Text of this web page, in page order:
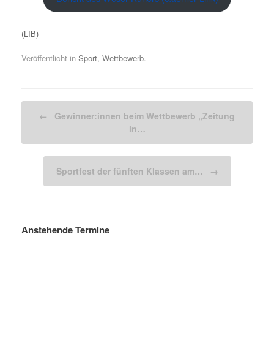
(LIB)
Veröffentlicht in Sport, Wettbewerb.
←
Gewinner:innen beim Wettbewerb „Zeitung
in…
Sportfest der fünften Klassen am… →
Anstehende Termine